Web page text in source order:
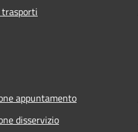
appuntamento
disservizio